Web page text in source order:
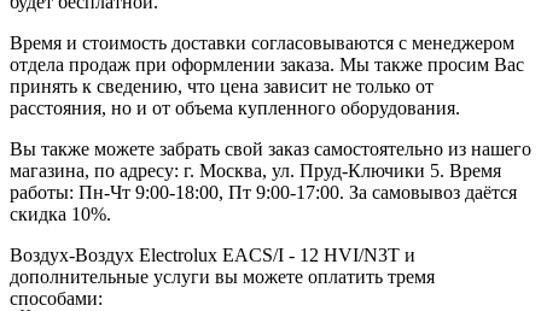
Время и стоимость доставки согласовываются с менеджером
отдела продаж при оформлении заказа. Мы также просим Вас
принять к сведению, что цена зависит не только от
расстояния, но и от объема купленного оборудования.
Вы также можете забрать свой заказ самостоятельно из нашего
магазина, по адресу: г. Москва, ул. Пруд-Ключики 5. Время
работы: Пн-Чт 9:00-18:00, Пт 9:00-17:00. За самовывоз даётся
скидка 10%.
Воздух-Воздух Electrolux EACS/I - 12 HVI/N3T и
дополнительные услуги вы можете оплатить тремя
способами: